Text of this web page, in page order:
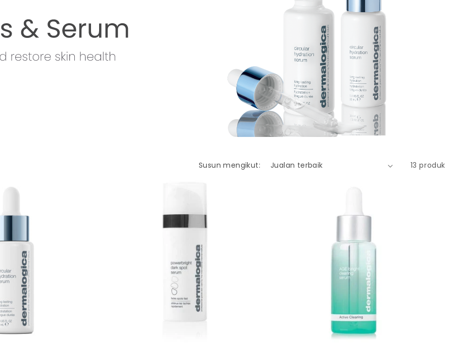
Susun mengikut: 13 produk